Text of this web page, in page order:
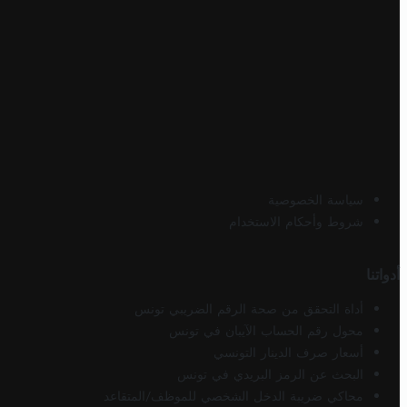
سياسة الخصوصية
شروط وأحكام الاستخدام
أدواتنا
أداة التحقق من صحة الرقم الضريبي تونس
محول رقم الحساب الآيبان في تونس
أسعار صرف الدينار التونسي
البحث عن الرمز البريدي في تونس
محاكي ضريبة الدخل الشخصي للموظف/المتقاعد